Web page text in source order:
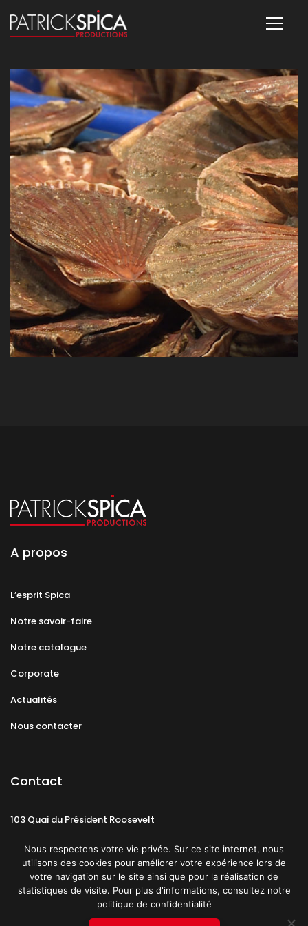
A propos
L’esprit Spica
Notre savoir-faire
Notre catalogue
Corporate
Actualités
Nous contacter
Contact
103 Quai du Président Roosevelt
CGU Politique de confidentialité
Nous respectons votre vie privée. Sur ce site internet, nous
utilisons des cookies pour améliorer votre expérience lors de
votre navigation sur le site ainsi que pour la réalisation de
statistiques de visite. Pour plus d'informations, consultez notre
politique de confidentialité